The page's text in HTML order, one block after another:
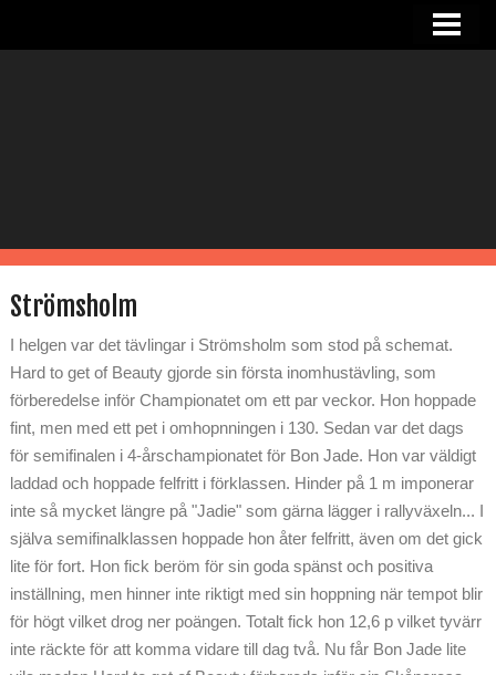
RIDHUS
KONTAKT
Strömsholm
I helgen var det tävlingar i Strömsholm som stod på schemat.
Hard to get of Beauty gjorde sin första inomhustävling, som
förberedelse inför Championatet om ett par veckor. Hon hoppade
fint, men med ett pet i omhopnningen i 130. Sedan var det dags
för semifinalen i 4-årschampionatet för Bon Jade. Hon var väldigt
laddad och hoppade felfritt i förklassen. Hinder på 1 m imponerar
inte så mycket längre på "Jadie" som gärna lägger i rallyväxeln... I
själva semifinalklassen hoppade hon åter felfritt, även om det gick
lite för fort. Hon fick beröm för sin goda spänst och positiva
inställning, men hinner inte riktigt med sin hoppning när tempot blir
för högt vilket drog ner poängen. Totalt fick hon 12,6 p vilket tyvärr
inte räckte för att komma vidare till dag två. Nu får Bon Jade lite